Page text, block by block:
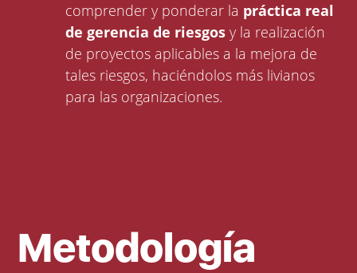
comprender y ponderar la práctica real
de gerencia de riesgos y la realización
de proyectos aplicables a la mejora de
tales riesgos, haciéndolos más livianos
para las organizaciones.
Metodología